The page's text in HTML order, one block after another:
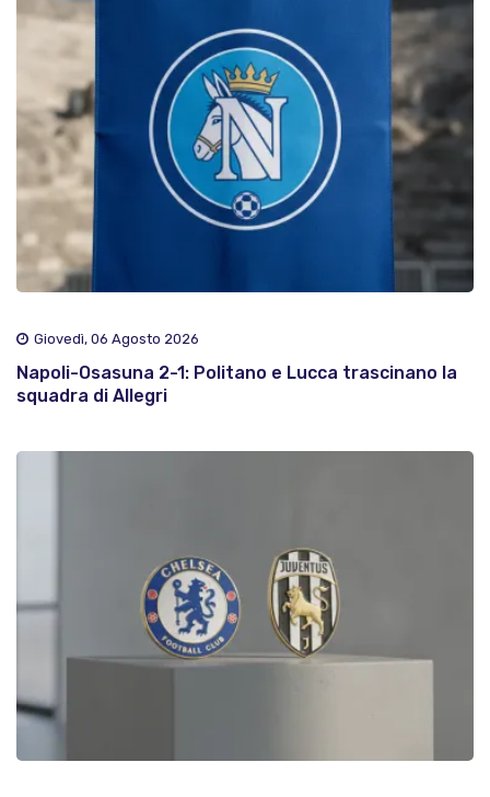
Giovedì, 06 Agosto 2026
Napoli-Osasuna 2-1: Politano e Lucca trascinano la
squadra di Allegri